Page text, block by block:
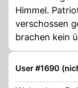
Himmel.
verschossen
brachen kein
Amischrott
geliefert wird.
User #1690